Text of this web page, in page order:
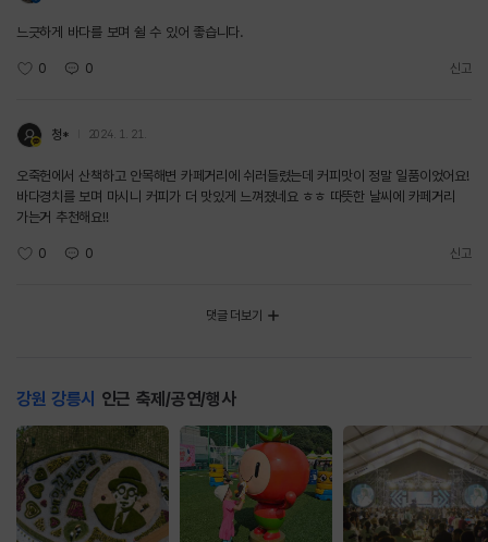
느긋하게 바다를 보며 쉴 수 있어 좋습니다.
0 0 신고
청* 2024. 1. 21.
오죽헌에서 산책하고 안목해변 카페거리에 쉬러들렸는데 커피맛이 정말 일품이었어요!
바다경치를 보며 마시니 커피가 더 맛있게 느껴졌네요 ㅎㅎ 따뜻한 날씨에 카페거리
가는거 추천해요!!
0 0 신고
댓글 더보기
강원 강릉시 인근 축제/공연/행사